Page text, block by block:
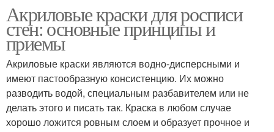
Акриловые краски для росписи
стен: основные принципы и
приемы
Акриловые краски являются водно-дисперсными и
имеют пастообразную консистенцию. Их можно
разводить водой, специальным разбавителем или не
делать этого и писать так. Краска в любом случае
хорошо ложится ровным слоем и образует прочное и